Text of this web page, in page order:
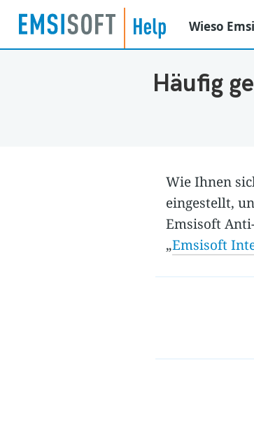
Wieso
Häufig
Wie Ihnen
eingestellt,
Emsisoft
„Emsisoft